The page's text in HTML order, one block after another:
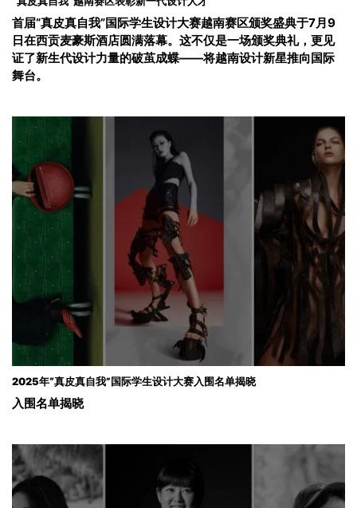
首届“真皮真自我”国际学生设计大赛越南赛区颁奖盛典于7月9
日在西贡麦豪斯酒店圆满落幕。这不仅是一场颁奖典礼，更见
证了新生代设计力量的破茧成蝶——将越南设计新星推向国际
舞台。
2025年“真皮真自我”国际学生设计大赛入围名单揭晓
入围名单揭晓